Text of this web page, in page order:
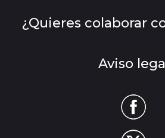
¿Quieres colaborar
Aviso